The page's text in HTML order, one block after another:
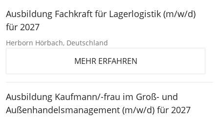
Ausbildung Fachkraft für Lagerlogistik (m/w/d)
für 2027
Herborn Hörbach, Deutschland
MEHR ERFAHREN
Ausbildung Kaufmann/-frau im Groß- und
Außenhandelsmanagement (m/w/d) für 2027